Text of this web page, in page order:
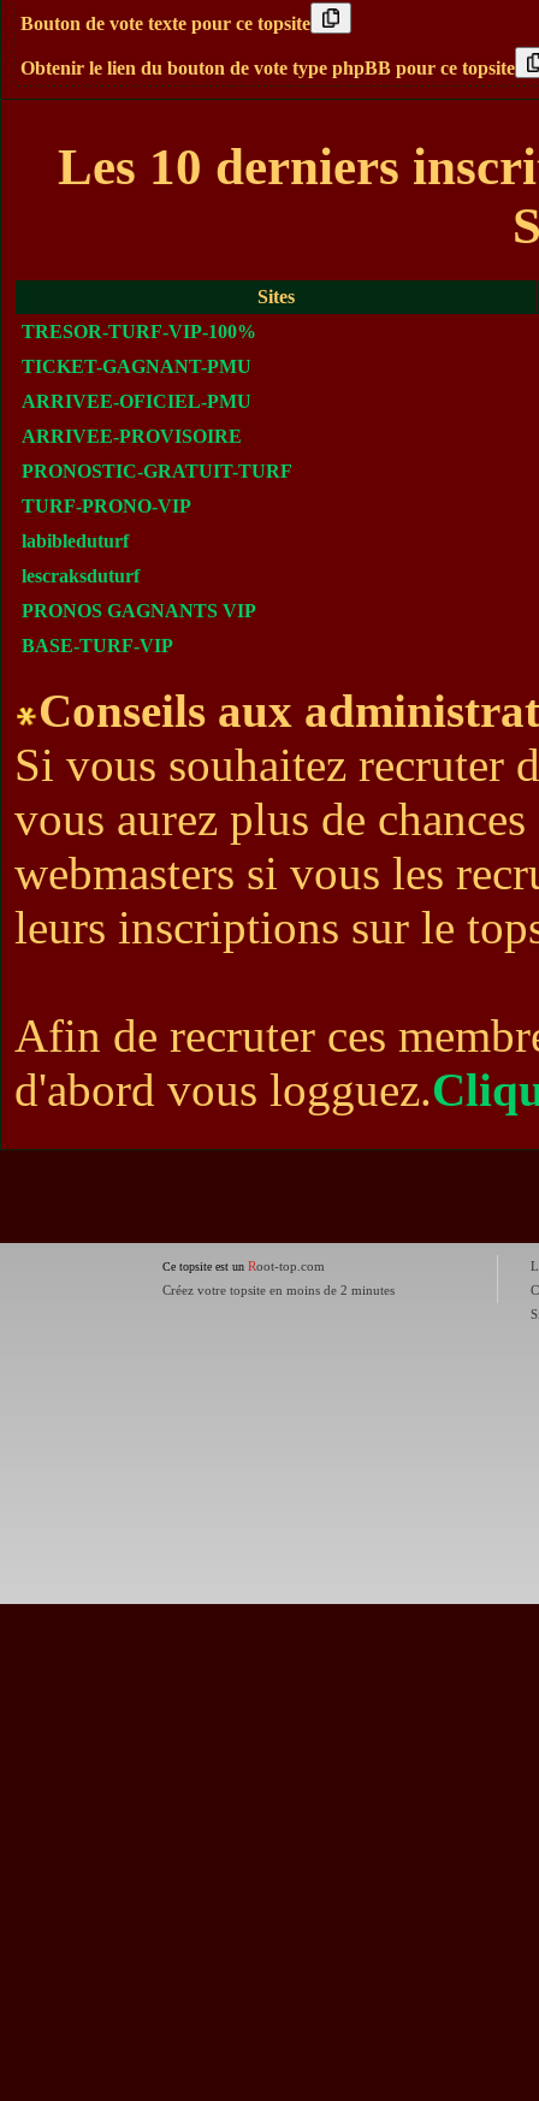
Bouton de vote texte pour ce topsite
Obtenir le lien du bouton de vote type phpBB pour ce topsite
Les 10 derniers
Sites
TRESOR-TURF-VIP-100%
TICKET-GAGNANT-PMU
ARRIVEE-OFICIEL-PMU
ARRIVEE-PROVISOIRE
PRONOSTIC-GRATUIT-TURF
TURF-PRONO-VIP
labibleduturf
lescraksduturf
PRONOS GAGNANTS VIP
BASE-TURF-VIP
Conseils aux
Si vous souhaitez recruter
vous aurez plus de
webmasters si vous les
leurs inscriptions sur le
Afin de recruter ces
d'abord vous logguez.
Ce topsite est un Root-top.com
Créez votre topsite en moins de 2 minutes